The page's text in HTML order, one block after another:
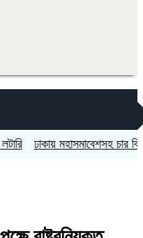
ঢাকায় মহাসমাবেশসহ চার